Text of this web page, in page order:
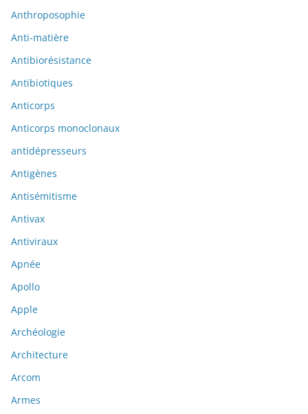
Anthroposophie
Anti-matière
Antibiorésistance
Antibiotiques
Anticorps
Anticorps monoclonaux
antidépresseurs
Antigènes
Antisémitisme
Antivax
Antiviraux
Apnée
Apollo
Apple
Archéologie
Architecture
Arcom
Armes